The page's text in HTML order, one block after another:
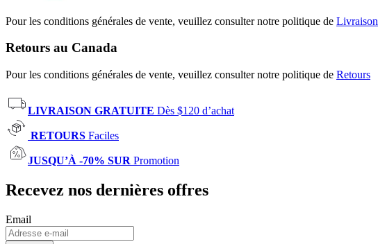
Pour les conditions générales de vente, veuillez consulter notre politique de Livraison
Retours au Canada
Pour les conditions générales de vente, veuillez consulter notre politique de Retours
LIVRAISON GRATUITE Dès $120 d’achat
RETOURS Faciles
JUSQU’À -70% SUR Promotion
Recevez nos dernières offres
Email